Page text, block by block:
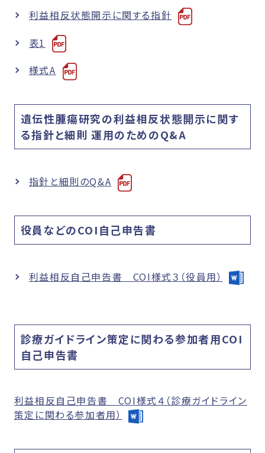
利益相反状態開示に関する指針
表1
様式A
遺伝性腫瘍研究の利益相反状態開示に関す
る指針と細則 運用のためのQ&A
指針と細則のQ&A
役員などのCOI自己申告書
利益相反自己申告書 COI様式３（役員用）
診療ガイドライン策定に関わる参加者用COI
自己申告書
利益相反自己申告書 COI様式４（診療ガイドライン
策定に関わる参加者用）